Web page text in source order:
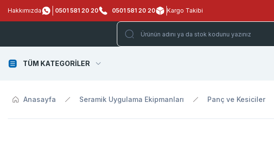
Hakkımızda 0501 581 20 20 0501 581 20 20 Kargo Takibi
TÜM KATEGORİLER
Anasayfa Seramik Uygulama Ekipmanları Panç ve Kesiciler